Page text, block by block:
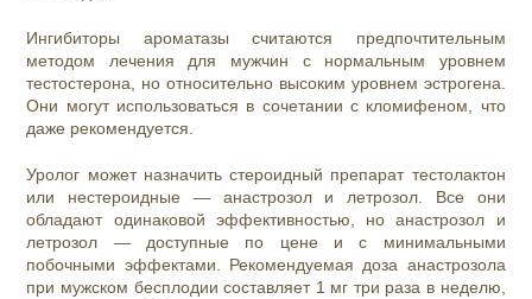
Ингибиторы ароматазы считаются предпочтительным
методом лечения для мужчин с нормальным уровнем
тестостерона, но относительно высоким уровнем эстрогена.
Они могут использоваться в сочетании с кломифеном, что
даже рекомендуется.
Уролог может назначить стероидный препарат тестолактон
или нестероидные — анастрозол и летрозол. Все они
обладают одинаковой эффективностью, но анастрозол и
летрозол — доступные по цене и с минимальными
побочными эффектами. Рекомендуемая доза анастрозола
при мужском бесплодии составляет 1 мг три раза в неделю,